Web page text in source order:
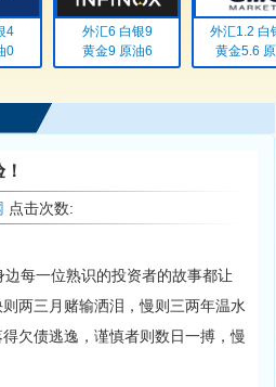
外汇6 白银9
黄金9 原油6
外汇1.2 白银0.8
黄金5.6 原油4
点击次数:
每一位熟识的投资者的故事都让
两三月赌输洒泪，慢则三两年温水
欠债逃逸，谨慎者则数日一搏，慢